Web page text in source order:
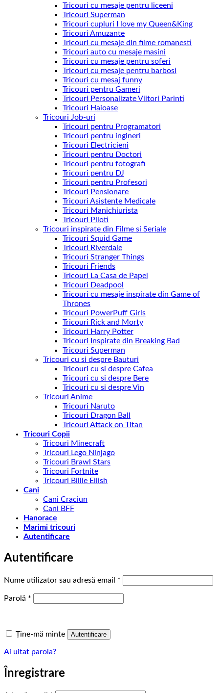
Tricouri cu mesaje pentru liceeni
Tricouri Superman
Tricouri cupluri I love my Queen&King
Tricouri Amuzante
Tricouri cu mesaje din filme romanesti
Tricouri auto cu mesaje masini
Tricouri cu mesaje pentru soferi
Tricouri cu mesaje pentru barbosi
Tricouri cu mesaj funny
Tricouri pentru Gameri
Tricouri Personalizate Viitori Parinti
Tricouri Haioase
Tricouri Job-uri
Tricouri pentru Programatori
Tricouri pentru ingineri
Tricouri Electricieni
Tricouri pentru Doctori
Tricouri pentru fotografi
Tricouri pentru DJ
Tricouri pentru Profesori
Tricouri Pensionare
Tricouri Asistente Medicale
Tricouri Manichiurista
Tricouri Piloti
Tricouri inspirate din Filme si Seriale
Tricouri Squid Game
Tricouri Riverdale
Tricouri Stranger Things
Tricouri Friends
Tricouri La Casa de Papel
Tricouri Deadpool
Tricouri cu mesaje inspirate din Game of
Thrones
Tricouri PowerPuff Girls
Tricouri Rick and Morty
Tricouri Harry Potter
Tricouri Inspirate din Breaking Bad
Tricouri Superman
Tricouri cu si despre Bauturi
Tricouri cu si despre Cafea
Tricouri cu si despre Bere
Tricouri cu si despre Vin
Tricouri Anime
Tricouri Naruto
Tricouri Dragon Ball
Tricouri Attack on Titan
Tricouri Copii
Tricouri Minecraft
Tricouri Lego Ninjago
Tricouri Brawl Stars
Tricouri Fortnite
Tricouri Billie Eilish
Cani
Cani Craciun
Cani BFF
Hanorace
Marimi tricouri
Autentificare
Autentificare
Nume utilizator sau adresă email *
Parolă *
Ține-mă minte Autentificare
Ai uitat parola?
Înregistrare